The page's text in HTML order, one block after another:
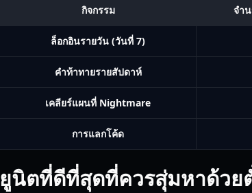
กิจกรรม จำ
ล็อกอินรายวัน (วันที่ 7)
คำท้าทายรายสัปดาห์
เคลียร์แผนที่ Nightmare
การแลกโค้ด
ยูนิตที่ดีที่สุดที่ควรสุ่มหาด้วย